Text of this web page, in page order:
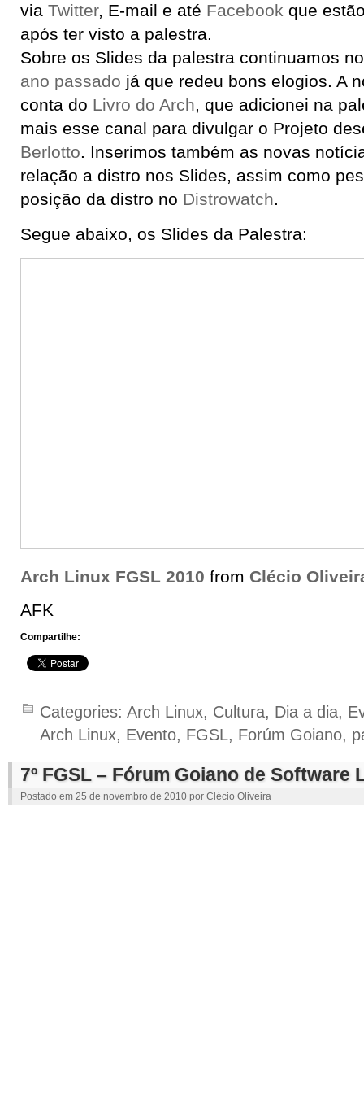
via Twitter, E-mail e até Facebook que
após ter visto a palestra.
Sobre os Slides da palestra continuamos
ano passado já que redeu bons elogios. A
conta do Livro do Arch, que adicionei na
mais esse canal para divulgar o Projeto
Berlotto. Inserimos também as novas
relação a distro nos Slides, assim como
posição da distro no Distrowatch.
Segue abaixo, os Slides da Palestra:
Arch Linux FGSL 2010 from Clécio
AFK
Compartilhe:
Categories: Arch Linux, Cultura, Dia a dia,
Arch Linux, Evento, FGSL, Forúm Goiano,
7º FGSL – Fórum Goiano de Software
Postado em 25 de novembro de 2010 por Clécio Oliveira